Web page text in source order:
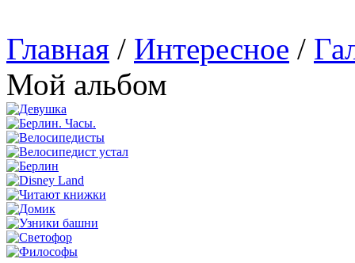
Главная / Интересное /
Мой альбом